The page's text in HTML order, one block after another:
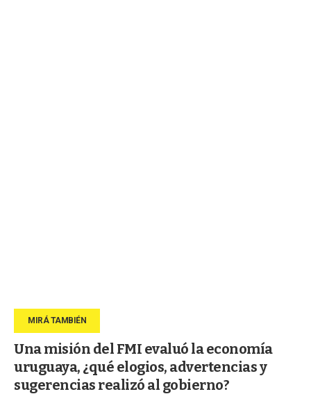
Una misión del FMI evaluó la economía
uruguaya, ¿qué elogios, advertencias y
sugerencias realizó al gobierno?